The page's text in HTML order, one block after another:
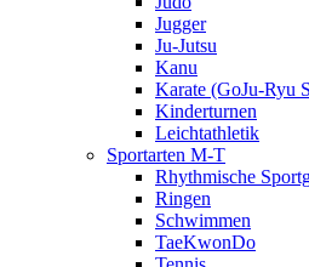
Jugger
Ju-Jutsu
Kanu
Karate (GoJu-Ryu
Kinderturnen
Leichtathletik
Sportarten M-T
Rhythmische
Ringen
Schwimmen
TaeKwonDo